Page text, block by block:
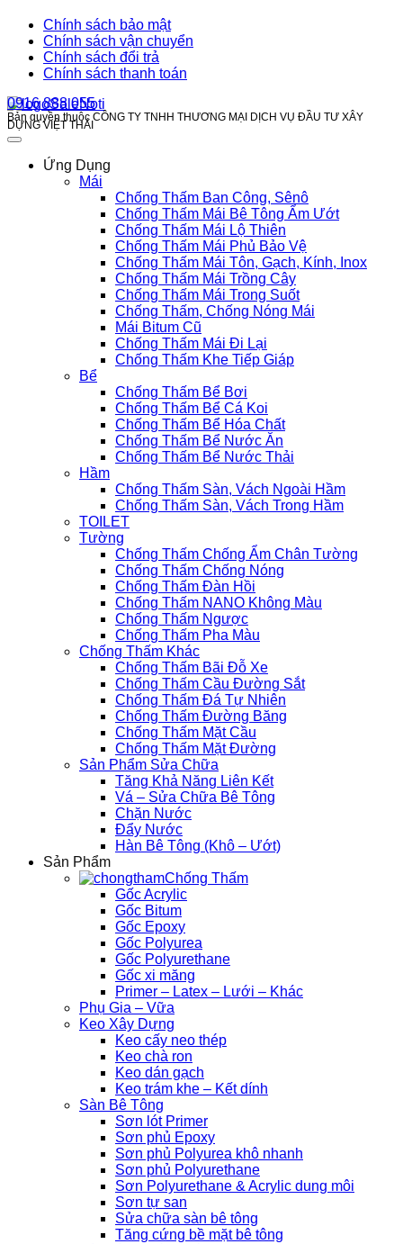
Chính sách bảo mật
Chính sách vận chuyển
Chính sách đổi trả
Chính sách thanh toán
0916 888 055
Bản quyền thuộc CÔNG TY TNHH THƯƠNG MẠI DỊCH VỤ ĐẦU TƯ XÂY
DỰNG VIỆT THÁI
Ứng Dụng
Mái
Chống Thấm Ban Công, Sênô
Chống Thấm Mái Bê Tông Ẩm Ướt
Chống Thấm Mái Lộ Thiên
Chống Thấm Mái Phủ Bảo Vệ
Chống Thấm Mái Tôn, Gạch, Kính, Inox
Chống Thấm Mái Trồng Cây
Chống Thấm Mái Trong Suốt
Chống Thấm, Chống Nóng Mái
Mái Bitum Cũ
Chống Thấm Mái Đi Lại
Chống Thấm Khe Tiếp Giáp
Bể
Chống Thấm Bể Bơi
Chống Thấm Bể Cá Koi
Chống Thấm Bể Hóa Chất
Chống Thấm Bể Nước Ăn
Chống Thấm Bể Nước Thải
Hầm
Chống Thấm Sàn, Vách Ngoài Hầm
Chống Thấm Sàn, Vách Trong Hầm
TOILET
Tường
Chống Thấm Chống Ẩm Chân Tường
Chống Thấm Chống Nóng
Chống Thấm Đàn Hồi
Chống Thấm NANO Không Màu
Chống Thấm Ngược
Chống Thấm Pha Màu
Chống Thấm Khác
Chống Thấm Bãi Đỗ Xe
Chống Thấm Cầu Đường Sắt
Chống Thấm Đá Tự Nhiên
Chống Thấm Đường Băng
Chống Thấm Mặt Cầu
Chống Thấm Mặt Đường
Sản Phẩm Sửa Chữa
Tăng Khả Năng Liên Kết
Vá – Sửa Chữa Bê Tông
Chặn Nước
Đẩy Nước
Hàn Bê Tông (Khô – Ướt)
Sản Phẩm
Chống Thấm
Gốc Acrylic
Gốc Bitum
Gốc Epoxy
Gốc Polyurea
Gốc Polyurethane
Gốc xi măng
Primer – Latex – Lưới – Khác
Phụ Gia – Vữa
Keo Xây Dựng
Keo cấy neo thép
Keo chà ron
Keo dán gạch
Keo trám khe – Kết dính
Sàn Bê Tông
Sơn lót Primer
Sơn phủ Epoxy
Sơn phủ Polyurea khô nhanh
Sơn phủ Polyurethane
Sơn Polyurethane & Acrylic dung môi
Sơn tự san
Sửa chữa sàn bê tông
Tăng cứng bề mặt bê tông